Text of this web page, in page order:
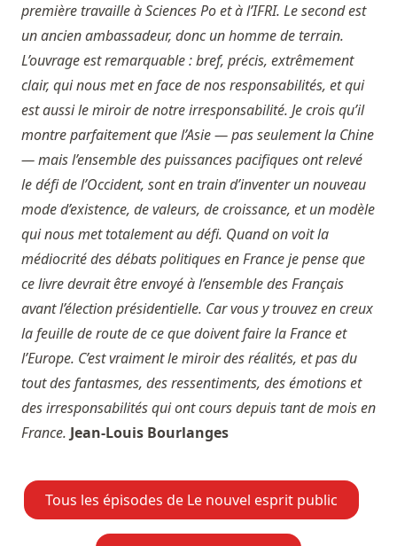
première travaille à Sciences Po et à l’IFRI. Le second est
un ancien ambassadeur, donc un homme de terrain.
L’ouvrage est remarquable : bref, précis, extrêmement
clair, qui nous met en face de nos responsabilités, et qui
est aussi le miroir de notre irresponsabilité. Je crois qu’il
montre parfaitement que l’Asie — pas seulement la Chine
— mais l’ensemble des puissances pacifiques ont relevé
le défi de l’Occident, sont en train d’inventer un nouveau
mode d’existence, de valeurs, de croissance, et un modèle
qui nous met totalement au défi. Quand on voit la
médiocrité des débats politiques en France je pense que
ce livre devrait être envoyé à l’ensemble des Français
avant l’élection présidentielle. Car vous y trouvez en creux
la feuille de route de ce que doivent faire la France et
l’Europe. C’est vraiment le miroir des réalités, et pas du
tout des fantasmes, des ressentiments, des émotions et
des irresponsabilités qui ont cours depuis tant de mois en
France. Jean-Louis Bourlanges
Tous les épisodes de Le nouvel esprit public